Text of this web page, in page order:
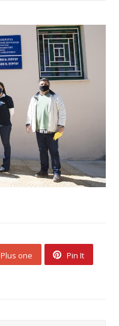
Plus one Pin It